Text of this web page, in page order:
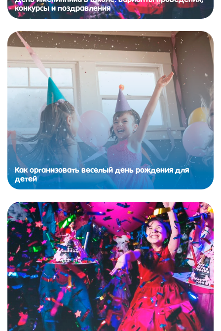
конкурсы и поздравления
Как организовать веселый день рождения для
детей